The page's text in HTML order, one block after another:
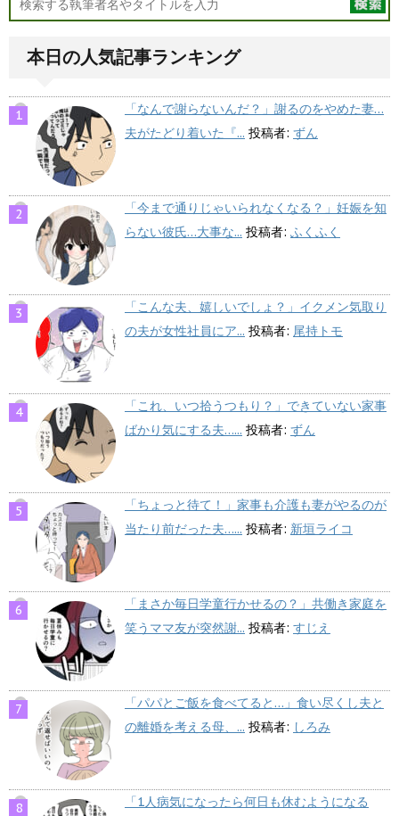
本日の人気記事ランキング
「なんで謝らないんだ？」謝るのをやめた妻…
夫がたどり着いた『... 投稿者: ずん
「今まで通りじゃいられなくなる？」妊娠を知
らない彼氏…大事な... 投稿者: ふくふく
「こんな夫、嬉しいでしょ？」イクメン気取り
の夫が女性社員にア... 投稿者: 尾持トモ
「これ、いつ拾うつもり？」できていない家事
ばかり気にする夫…... 投稿者: ずん
「ちょっと待て！」家事も介護も妻がやるのが
当たり前だった夫…... 投稿者: 新垣ライコ
「まさか毎日学童行かせるの？」共働き家庭を
笑うママ友が突然謝... 投稿者: すじえ
「パパとご飯を食べてると…」食い尽くし夫と
の離婚を考える母、... 投稿者: しろみ
「1人病気になったら何日も休むようになる